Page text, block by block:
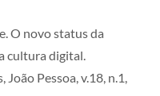
O novo status da
cultura digital.
Pessoa, v.18, n.1,